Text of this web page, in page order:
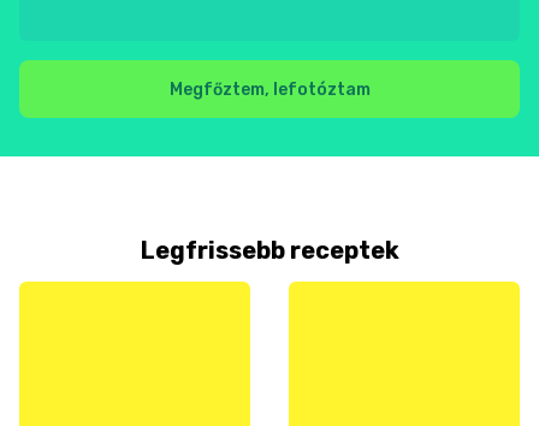
Megfőztem, lefotóztam
Legfrissebb receptek